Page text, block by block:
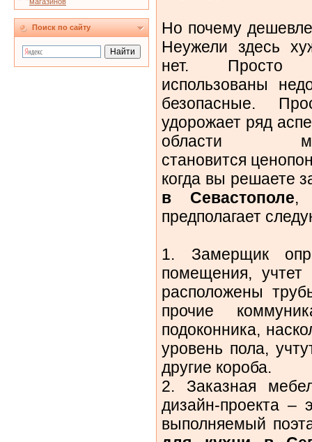
Поиск по сайту
Но почему
Неужели здесь
нет. Просто
использованы
безопасные.
удорожает ряд
области
становится
когда вы решаете
в Севастополе,
предполагает
1. Замерщик
помещения, учтет
расположены
прочие
подоконника,
уровень пола,
другие короба.
2. Заказная
дизайн-проекта –
выполняемый